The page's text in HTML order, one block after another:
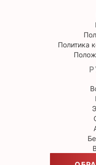
Политика